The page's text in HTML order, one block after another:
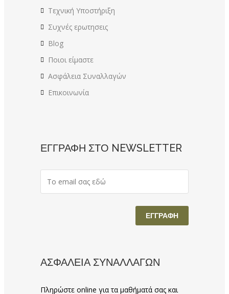
Τεχνική Υποστήριξη
Συχνές ερωτησεις
Blog
Ποιοι είμαστε
Ασφάλεια Συναλλαγών
Επικοινωνία
ΕΓΓΡΑΦΗ ΣΤΟ NEWSLETTER
ΑΣΦΑΛΕΙΑ ΣΥΝΑΛΛΑΓΩΝ
Πληρώστε online για τα μαθήματά σας και